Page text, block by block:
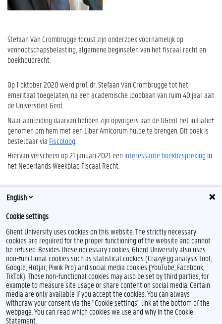
Stefaan Van Crombrugge focust zijn onderzoek voornamelijk op
vennootschapsbelasting, algemene beginselen van het fiscaal recht en
boekhoudrecht.
Op 1 oktober 2020 werd prof. dr. Stefaan Van Crombrugge tot het
emeritaat toegelaten, na een academische loopbaan van ruim 40 jaar aan
de Universiteit Gent.
Naar aanleiding daarvan hebben zijn opvolgers aan de UGent het initiatief
genomen om hem met een Liber Amicorum hulde te brengen. Dit boek is
bestelbaar via Fiscoloog
Hiervan verscheen op 21 januari 2021 een interessante boekbespreking in
het Nederlands Weekblad Fiscaal Recht.
Prof. em. Van Crombrugge blijft wel aan het instituut verbonden voor
verder onderzoek.
Feedback
Privacy
Disclaimer
English
Cookie settings
Ghent University uses cookies on this website. The strictly necessary
cookies are required for the proper functioning of the website and cannot
be refused. Besides these necessary cookies, Ghent University also uses
non-functional cookies such as statistical cookies (CrazyEgg analysis tool,
Google, Hotjar, Piwik Pro) and social media cookies (YouTube, Facebook,
TikTok). Those non-functional cookies may also be set by third parties, for
example to measure site usage or share content on social media. Certain
media are only available if you accept the cookies. You can always
withdraw your consent via the "Cookie settings" link at the bottom of the
webpage. You can read which cookies we use and why in the Cookie
Statement.